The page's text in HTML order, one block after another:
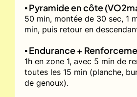
▪️ Pyramide en côte
50 min, montée de 30 sec, 1
min, puis retour en
▪️ Endurance +
1h en zone 1, avec 5 min de
toutes les 15 min (planche,
de genoux).